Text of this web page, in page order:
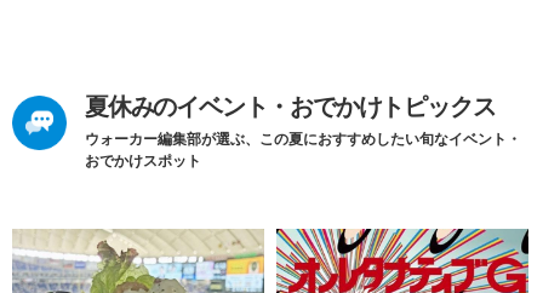
夏休みのイベント・おでかけトピックス
ウォーカー編集部が選ぶ、この夏におすすめしたい旬なイベント・
おでかけスポット